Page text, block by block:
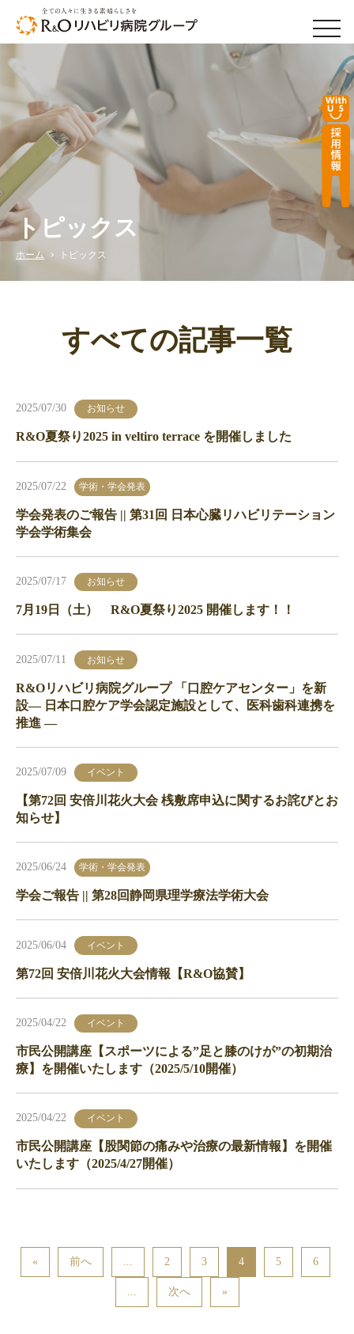
トピックス
ホーム トピックス
すべての記事一覧
2025/07/30 お知らせ
R&O夏祭り2025 in veltiro terrace を開催しました
2025/07/22 学術・学会発表
学会発表のご報告 || 第31回 日本心臓リハビリテーション
学会学術集会
2025/07/17 お知らせ
7月19日（土） R&O夏祭り2025 開催します！！
2025/07/11 お知らせ
R&Oリハビリ病院グループ 「口腔ケアセンター」を新
設— 日本口腔ケア学会認定施設として、医科歯科連携を
推進 —
2025/07/09 イベント
【第72回 安倍川花火大会 桟敷席申込に関するお詫びとお
知らせ】
2025/06/24 学術・学会発表
学会ご報告 || 第28回静岡県理学療法学術大会
2025/06/04 イベント
第72回 安倍川花火大会情報【R&O協賛】
2025/04/22 イベント
市民公開講座【スポーツによる”足と膝のけが”の初期治
療】を開催いたします（2025/5/10開催）
2025/04/22 イベント
市民公開講座【股関節の痛みや治療の最新情報】を開催
いたします（2025/4/27開催）
« 前へ 2 3 4 5 6
... 次へ »